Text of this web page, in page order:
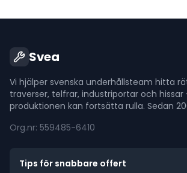
Svea
Vi hjälper svenska underhållsteam hitta
traverser, telfrar, industriportar och
produktionen kan fortsätta rulla. Sedan
Org.nr: 559485-6410
Tips för snabbare offert